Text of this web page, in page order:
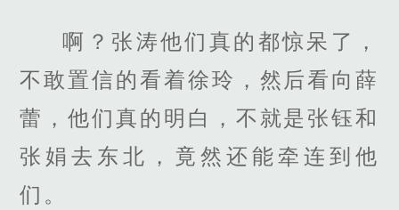
啊？张涛他们真的都惊呆了，
不敢置信的看着徐玲，然后看向薛
蕾，他们真的明白，不就是张钰和
张娟去东北，竟然还能牵连到他
们。